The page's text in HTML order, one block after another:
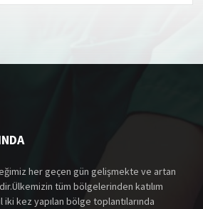
her geçen gün gelişmekte ve artan
tüm bölgelerinden katılım
kez yapılan bölge toplantılarında